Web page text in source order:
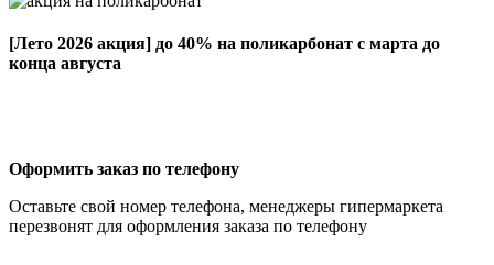
[Лето 2026 акция] до 40% на поликарбонат с марта до
конца августа
Оформить заказ по телефону
Оставьте свой номер телефона, менеджеры гипермаркета
перезвонят для оформления заказа по телефону